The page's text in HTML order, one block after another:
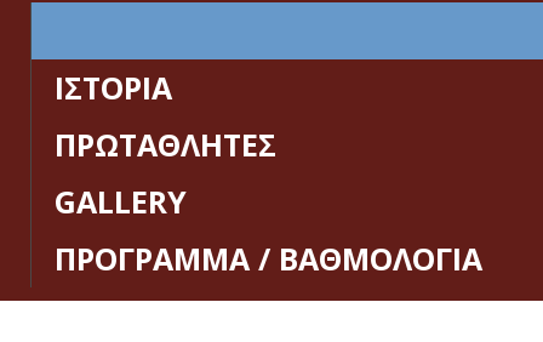
ΙΣΤΟΡΙΑ
ΠΡΩΤΑΘΛΗΤΕΣ
GALLERY
ΠΡΟΓΡΑΜΜΑ / ΒΑΘΜΟΛΟΓΙΑ